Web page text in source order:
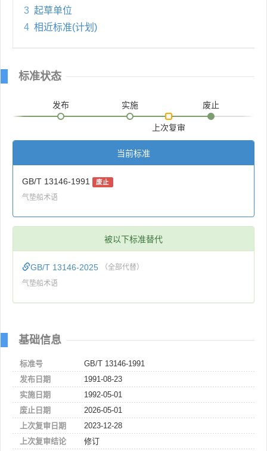
3 起草单位
4 相近标准(计划)
标准状态
发布 实施
上次复审
废止
当前标准
GB/T 13146-1991 废止
气垫船术语
被以下标准替代
GB/T 13146-2025 （全部代替）
气垫船术语
基础信息
标准号
GB/T 13146-1991
发布日期
1991-08-23
实施日期
1992-05-01
废止日期
2026-05-01
上次复审日期
2023-12-28
上次复审结论
修订